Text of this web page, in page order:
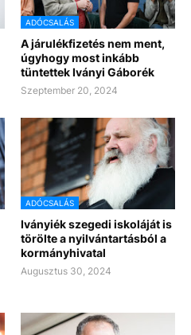
ADÓCSALÁS
A járulékfizetés nem ment,
úgyhogy most inkább
tüntettek Iványi Gáborék
Szeptember 20, 2024
ADÓCSALÁS
Iványiék szegedi iskoláját is
törölte a nyilvántartásból a
kormányhivatal
Augusztus 30, 2024